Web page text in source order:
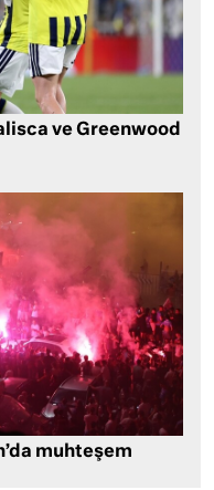
ve Greenwood
muhteşem